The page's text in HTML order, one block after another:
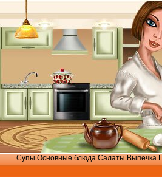
Супы Основные блюда Салаты Выпечка